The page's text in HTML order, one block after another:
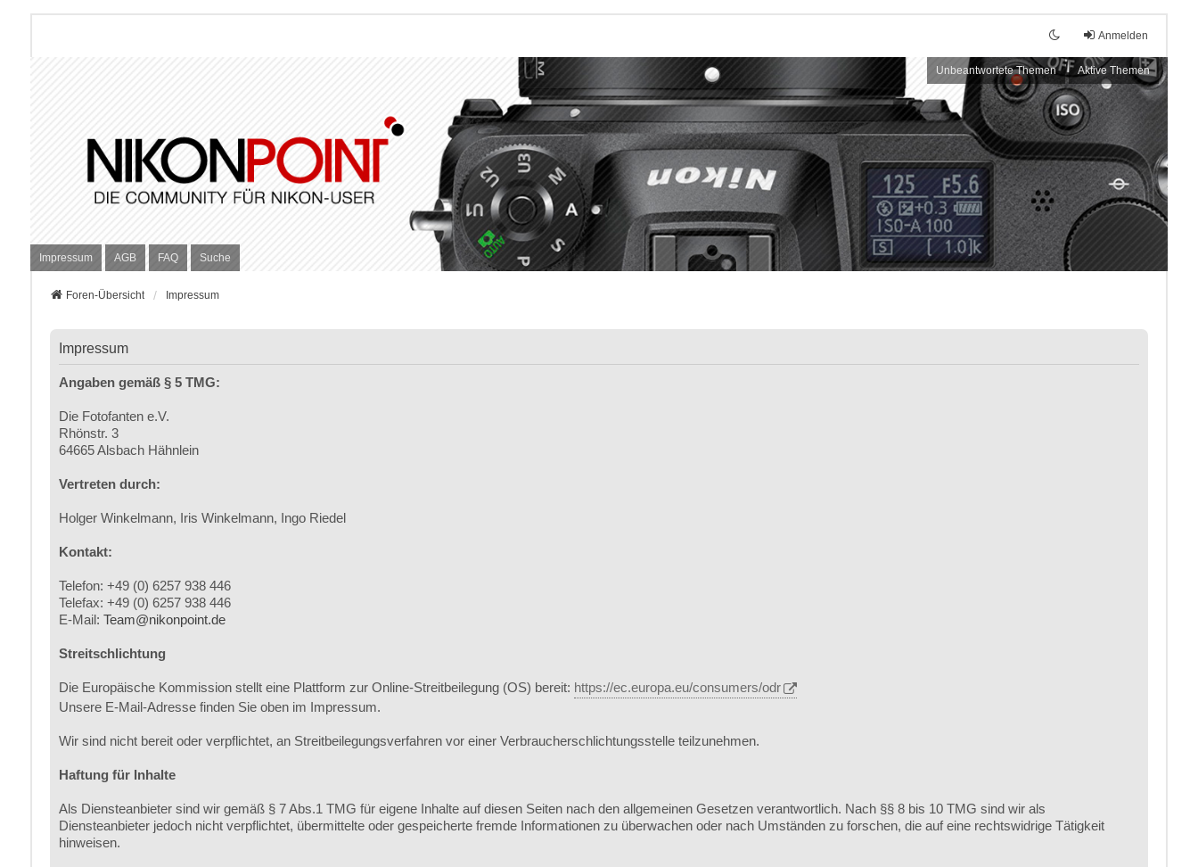
Anmelden
Unbeantwortete Themen Aktive Themen
Impressum AGB FAQ Suche
Foren-Übersicht Impressum
Impressum
Angaben gemäß § 5 TMG:
Die Fotofanten e.V.
Rhönstr. 3
64665 Alsbach Hähnlein
Vertreten durch:
Holger Winkelmann, Iris Winkelmann, Ingo Riedel
Kontakt:
Telefon: +49 (0) 6257 938 446
Telefax: +49 (0) 6257 938 446
E-Mail: Team@nikonpoint.de
Streitschlichtung
Die Europäische Kommission stellt eine Plattform zur Online-Streitbeilegung (OS) bereit: https://ec.europa.eu/consumers/odr
Unsere E-Mail-Adresse finden Sie oben im Impressum.
Wir sind nicht bereit oder verpflichtet, an Streitbeilegungsverfahren vor einer Verbraucherschlichtungsstelle teilzunehmen.
Haftung für Inhalte
Als Diensteanbieter sind wir gemäß § 7 Abs.1 TMG für eigene Inhalte auf diesen Seiten nach den allgemeinen Gesetzen verantwortlich. Nach §§ 8 bis 10 TMG sind wir als
Diensteanbieter jedoch nicht verpflichtet, übermittelte oder gespeicherte fremde Informationen zu überwachen oder nach Umständen zu forschen, die auf eine rechtswidrige Tätigkeit
hinweisen.